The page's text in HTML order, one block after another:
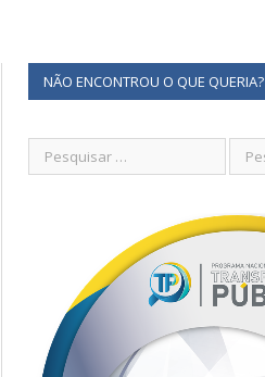
NÃO ENCONTROU O QUE QUERIA?